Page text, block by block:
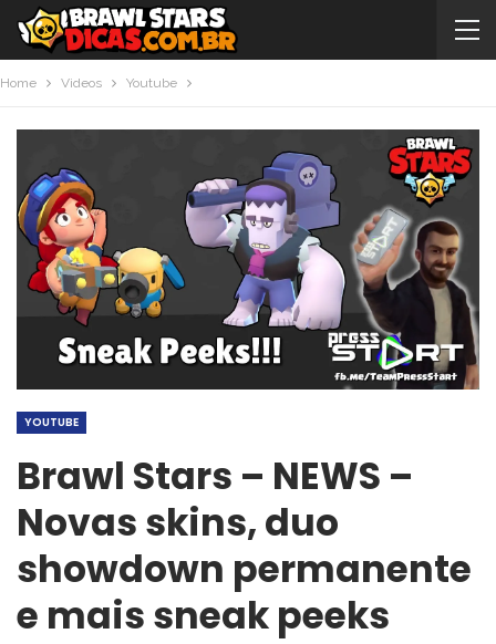
Home Videos Youtube
YOUTUBE
Brawl Stars – NEWS –
Novas skins, duo
showdown permanente
e mais sneak peeks